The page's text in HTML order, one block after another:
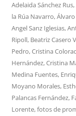
Adelaida Sánchez Rus,
la Rúa Navarro,
Angel Sanz Iglesias,
Ripoll, Beatriz Casero
Pedro,Cristina
Hernández,Cristina
Medina Fuentes,
Moyano Morales,
Palancas Fernández,
Lorente,fotos de